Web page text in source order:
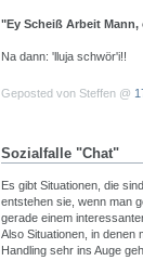
"Ey Scheiß Arbeit
Na dann: 'lluja schwör'i!!
Geposted von Steffen @
Sozialfalle "Chat"
Es gibt Situationen, die
entstehen sie, wenn man
gerade einem
Also Situationen, in denen
Handling sehr ins Auge